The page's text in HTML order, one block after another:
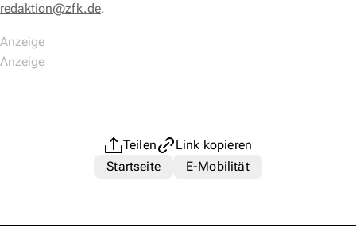
redaktion@zfk.de.
Teilen
Link kopieren
Startseite
E-Mobilität